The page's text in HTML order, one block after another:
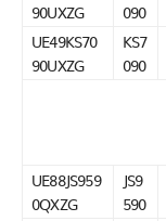
90UXZG
090
UE49KS70
90UXZG
KS7
090
UE88JS959
0QXZG
JS9
590